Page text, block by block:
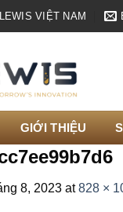
VIỆT NAM
GIỚI THIỆU
8, 2023 at828 ×